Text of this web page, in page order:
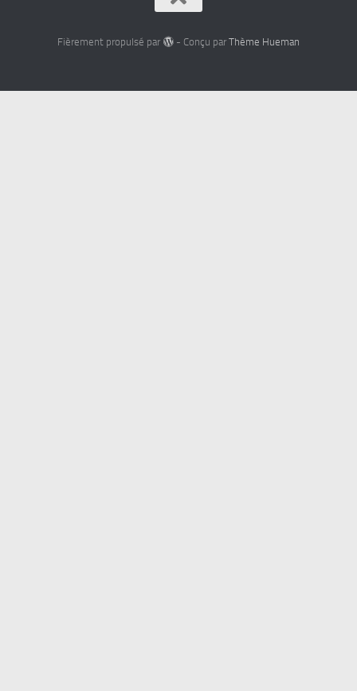
Fièrement propulsé par - Conçu par Thème Hueman